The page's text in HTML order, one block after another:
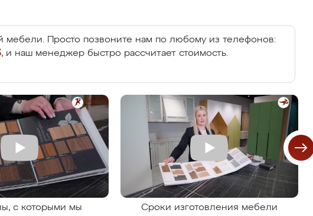
мебели. Просто позвоните нам по любому из телефонов:
, и наш менеджер быстро рассчитает стоимость.
с которыми мы
Сроки изготовления мебели